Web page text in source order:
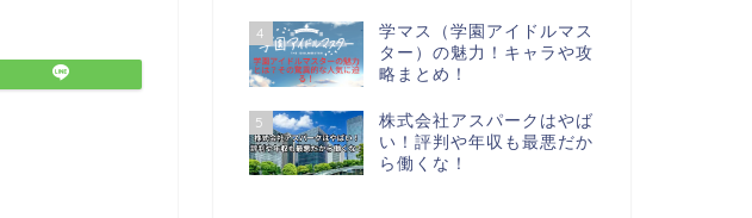
4
学マス（学園アイドルマス
ター）の魅力！キャラや攻
略まとめ！
5
株式会社アスパークはやば
い！評判や年収も最悪だか
ら働くな！